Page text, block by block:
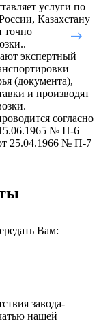
услуги по
Казахстану
точно
экспертный
(документа),
и производят
согласно
№ П-6
25.04.1966 № П-7
Вам:
завода-
нашей